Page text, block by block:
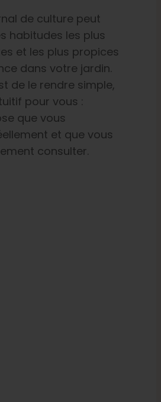
de culture peut
habitudes les plus
et les plus propices
dans votre jardin.
de le rendre simple,
pour vous :
que vous
et que vous
consulter.